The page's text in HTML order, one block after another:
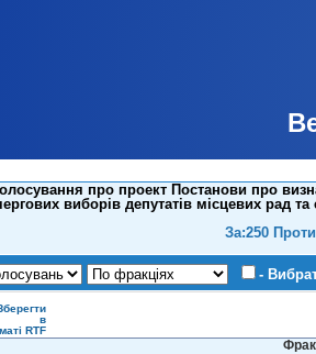
про проект Постанови про
виборів депутатів місцевих рад
За:250
-
в
RTF